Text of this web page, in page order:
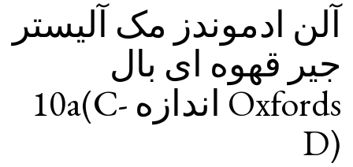
آلن ادموندز مک آلیستر
جیر قهوه ای بال
Oxfords اندازه 10a(C-
D)